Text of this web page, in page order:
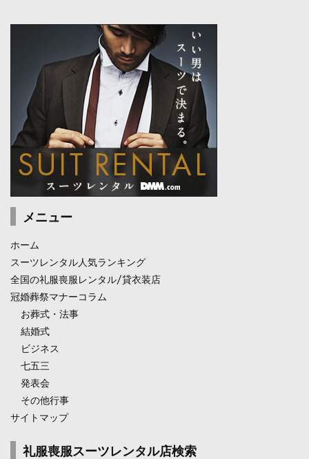
メニュー
ホーム
スーツレンタル人気ランキング
全国の礼服喪服レンタル/貸衣装店
冠婚葬祭マナーコラム
お葬式・法事
結婚式
ビジネス
七五三
発表会
その他行事
サイトマップ
礼服喪服スーツレンタル店検索